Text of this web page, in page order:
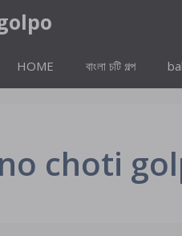
HOME বাংলা চটি গল্প
choti